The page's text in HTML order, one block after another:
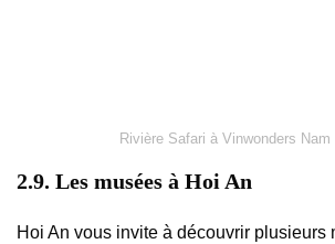
Rivière Safari à Vinwonders Nam
2.9. Les musées à Hoi An
Hoi An vous invite à découvrir plusieurs